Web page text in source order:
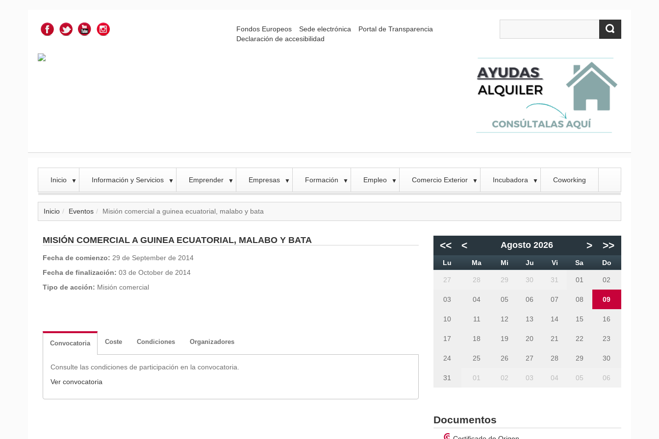
Fondos Europeos Sede electrónica
Portal de Transparencia
Declaración de accesibilidad
Inicio ▼ Información y Servicios ▼ Emprender ▼ Empresas ▼ Formación ▼ Empleo ▼ Comercio Exterior ▼ Incubadora ▼ Coworking
Inicio Eventos Misión comercial a guinea ecuatorial, malabo y bata
MISIÓN COMERCIAL A GUINEA ECUATORIAL, MALABO Y BATA
Fecha de comienzo: 29 de September de 2014
Fecha de finalización: 03 de October de 2014
Tipo de acción: Misión comercial
Convocatoria Coste Condiciones Organizadores
Consulte las condiciones de participación en la convocatoria.
Ver convocatoria
<< < Agosto 2026 > >>
Lu Ma Mi Ju Vi Sa Do
27 28 29 30 31 01 02
03 04 05 06 07 08 09
10 11 12 13 14 15 16
17 18 19 20 21 22 23
24 25 26 27 28 29 30
31 01 02 03 04 05 06
Documentos